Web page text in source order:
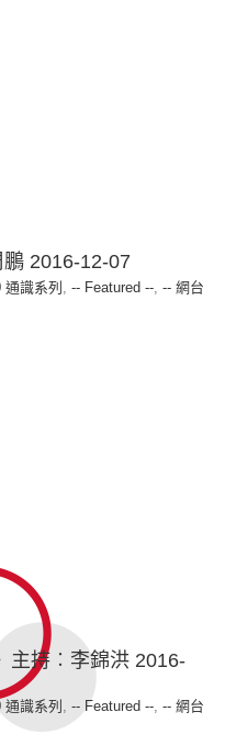
鵬 2016-12-07
識系列 , -- Featured --, -- 網台
主持︰李錦洪 2016-
識系列 , -- Featured --, -- 網台